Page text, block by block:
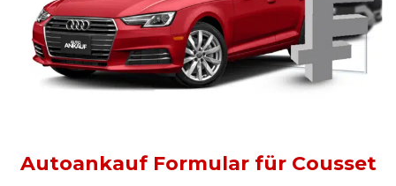
Autoankauf Formular für Cousset